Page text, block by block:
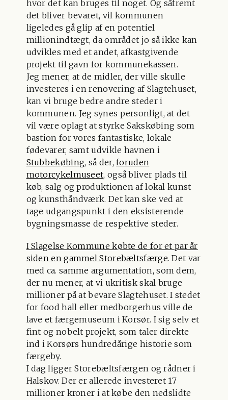
hvor det kan bruges til noget. Og såfremt
det bliver bevaret, vil kommunen
ligeledes gå glip af en potentiel
millionindtægt, da området jo så ikke kan
udvikles med et andet, afkastgivende
projekt til gavn for kommunekassen.
Jeg mener, at de midler, der ville skulle
investeres i en renovering af Slagtehuset,
kan vi bruge bedre andre steder i
kommunen. Jeg synes personligt, at det
vil være oplagt at styrke Sakskøbing som
bastion for vores fantastiske, lokale
fødevarer, samt udvikle havnen i
Stubbekøbing, så der,foruden
motorcykelmuseet, også bliver plads til
køb, salg og produktionen af lokal kunst
og kunsthåndværk. Det kan ske ved at
tage udgangspunkt i den eksisterende
bygningsmasse de respektive steder.
I Slagelse Kommune købte de for et par år
siden en gammel Storebæltsfærge. Det var
med ca. samme argumentation, som dem,
der nu mener, at vi ukritisk skal bruge
millioner på at bevare Slagtehuset. I stedet
for food hall eller medborgerhus ville de
lave et færgemuseum i Korsør. I sig selv et
fint og nobelt projekt, som taler direkte
ind i Korsørs hundredårige historie som
færgeby.
I dag ligger Storebæltsfærgen og rådner i
Halskov. Der er allerede investeret 17
millioner kroner i at købe den nedslidte